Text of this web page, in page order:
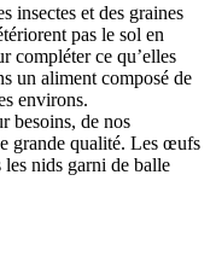
insectes et des graines
pas le sol en
compléter ce qu’elles
un aliment composé de
environs.
besoins, de nos
grande qualité. Les œufs
les nids garni de balle